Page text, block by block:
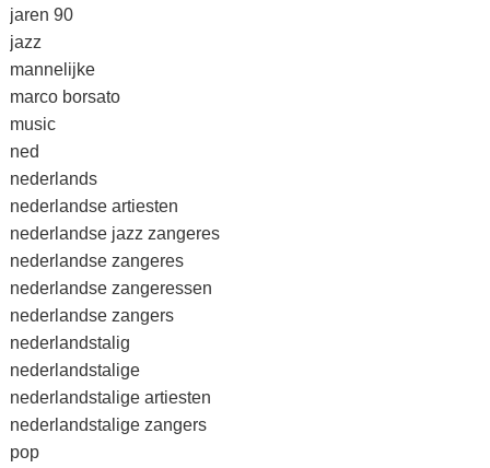
jaren 90
jazz
mannelijke
marco borsato
music
ned
nederlands
nederlandse artiesten
nederlandse jazz zangeres
nederlandse zangeres
nederlandse zangeressen
nederlandse zangers
nederlandstalig
nederlandstalige
nederlandstalige artiesten
nederlandstalige zangers
pop